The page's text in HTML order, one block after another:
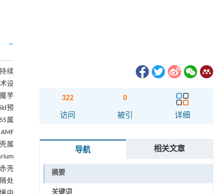
续
设
芋
预
属
属
壳
处
322
访问
0
被引 详细
导航 相关文章
摘要
关键词